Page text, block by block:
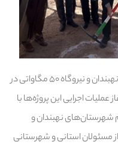
نیروگاه خورشیدی ۱۱۰ مگاواتی در شهرستان نهبندان و نیروگاه ۵۰ مگاواتی در
اجرایی این پروژه‌ها با
شهرستان‌های نهبندان و
استانی و شهرستانی